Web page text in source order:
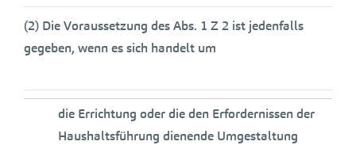
(2) Die Voraussetzung des Abs. 1 Z 2 ist jedenfalls
gegeben, wenn es sich handelt um
die Errichtung oder die den Erfordernissen der
Haushaltsführung dienende Umgestaltung